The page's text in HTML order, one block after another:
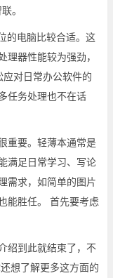
。
的电脑比较合适。这
理器性能较为强劲，
对日常办公软件的
任务处理也不在话
重要。轻薄本通常是
满足日常学习、写论
需求，如简单的图片
能胜任。 首先要考虑
绍到此就结束了，不
想了解更多这方面的